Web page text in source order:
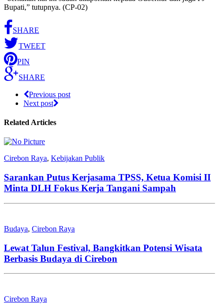
Bupati,” tutupnya. (CP-02)
SHARE
TWEET
PIN
SHARE
Previous post
Next post
Related Articles
Cirebon Raya, Kebijakan Publik
Sarankan Putus Kerjasama TPSS, Ketua Komisi II
Minta DLH Fokus Kerja Tangani Sampah
Budaya, Cirebon Raya
Lewat Talun Festival, Bangkitkan Potensi Wisata
Berbasis Budaya di Cirebon
Cirebon Raya